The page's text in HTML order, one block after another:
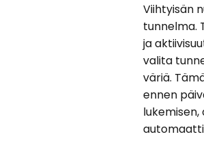
Viihtyisän
tunnelma.
ja
valita
väriä.
ennen